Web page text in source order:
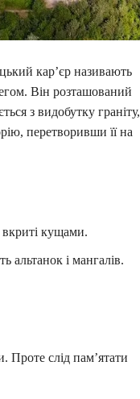
кар’єр називають
Він розташований
з видобутку граніту,
перетворивши її на
вкриті кущами.
альтанок і мангалів.
Проте слід пам’ятати